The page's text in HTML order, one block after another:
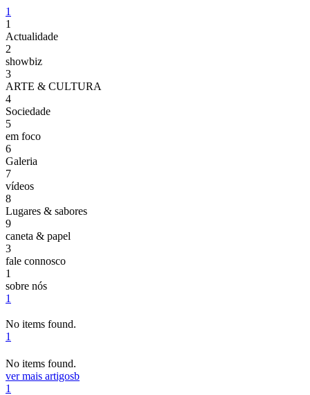
1
1
Actualidade
2
showbiz
3
ARTE & CULTURA
4
Sociedade
5
em foco
6
Galeria
7
vídeos
8
Lugares & sabores
9
caneta & papel
3
fale connosco
1
sobre nós
1
No items found.
1
No items found.
ver mais artigosb
1